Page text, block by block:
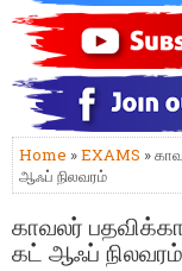
Home »EXAMS »
ஆஃப் நிலவரம்
காவலர்
கட் ஆஃப் நிலவரம்